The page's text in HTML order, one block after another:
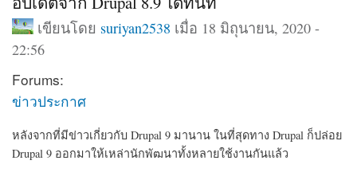
เขียนโดย suriyan2538 เมื่อ 18 มิถุนายน, 2020 -
22:56
Forums:
ข่าวประกาศ
หลังจากที่มีข่าวเกี่ยวกับ Drupal 9 มานาน ในที่สุดทาง Drupal ก็ปล่อย
Drupal 9 ออกมาให้เหล่านักพัฒนาทั้งหลายใช้งานกันแล้ว